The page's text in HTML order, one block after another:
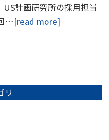
US計画研究所の採用担当
…[read more]
リー